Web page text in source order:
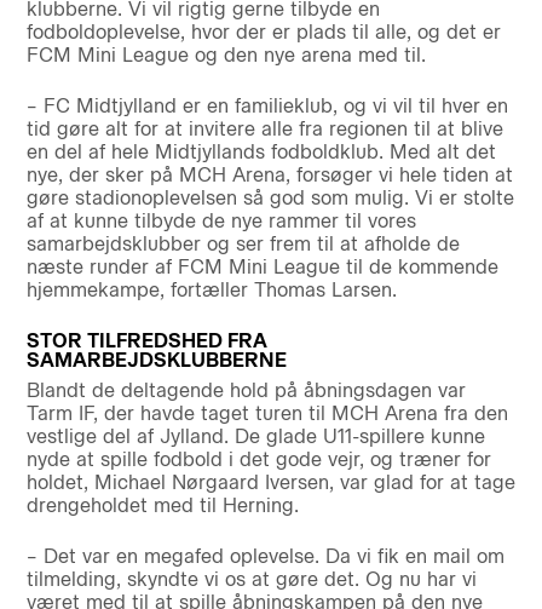
klubberne. Vi vil rigtig gerne tilbyde en
fodboldoplevelse, hvor der er plads til alle, og det er
FCM Mini League og den nye arena med til.
– FC Midtjylland er en familieklub, og vi vil til hver en
tid gøre alt for at invitere alle fra regionen til at blive
en del af hele Midtjyllands fodboldklub. Med alt det
nye, der sker på MCH Arena, forsøger vi hele tiden at
gøre stadionoplevelsen så god som mulig. Vi er stolte
af at kunne tilbyde de nye rammer til vores
samarbejdsklubber og ser frem til at afholde de
næste runder af FCM Mini League til de kommende
hjemmekampe, fortæller Thomas Larsen.
STOR TILFREDSHED FRA
SAMARBEJDSKLUBBERNE
Blandt de deltagende hold på åbningsdagen var
Tarm IF, der havde taget turen til MCH Arena fra den
vestlige del af Jylland. De glade U11-spillere kunne
nyde at spille fodbold i det gode vejr, og træner for
holdet, Michael Nørgaard Iversen, var glad for at tage
drengeholdet med til Herning.
– Det var en megafed oplevelse. Da vi fik en mail om
tilmelding, skyndte vi os at gøre det. Og nu har vi
været med til at spille åbningskampen på den nye